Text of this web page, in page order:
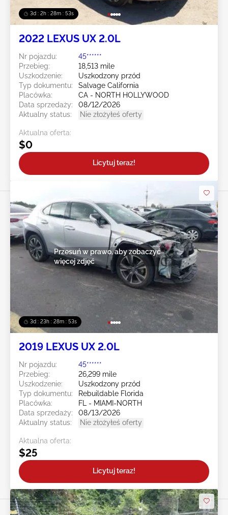
3d : 2h : 28m : 50s
2022 LEXUS UX 2.0L
Nr pojazdu:
45******
Przebieg:
18,513 mile
Uszkodzenie:
Uszkodzony przód
Typ dokumentu:
Salvage California
Placówka:
CA - NORTH HOLLYWOOD
Data sprzedaży:
08/12/2026
Aktualny status:
Nie złożyłeś oferty
Aktualna oferta:
$0
Licytuj teraz!
3d : 23h : 28m : 50s
Przesuń w prawo, aby zobaczyć
więcej zdjęć
2019 LEXUS UX 2.0L
Nr pojazdu:
45******
Przebieg:
26,299 mile
Uszkodzenie:
Uszkodzony przód
Typ dokumentu:
Rebuildable Florida
Placówka:
FL - MIAMI-NORTH
Data sprzedaży:
08/13/2026
Aktualny status:
Nie złożyłeś oferty
Aktualna oferta:
$25
Licytuj teraz!